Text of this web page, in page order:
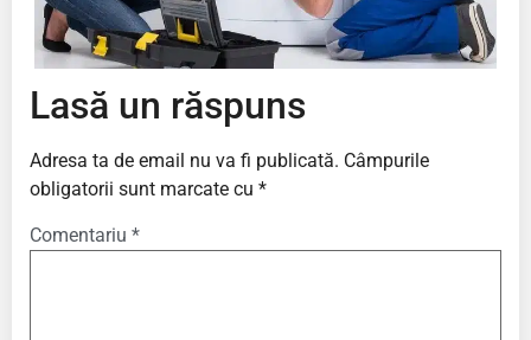
Lasă un răspuns
Adresa ta de email nu va fi publicată. Câmpurile
obligatorii sunt marcate cu *
Comentariu *